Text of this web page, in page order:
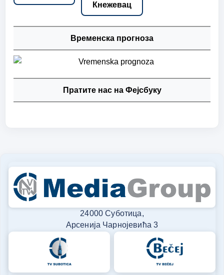
Кнежевац
Временска прогноза
Пратите нас на Фејсбуку
24000 Суботица,
Арсенија Чарнојевића 3